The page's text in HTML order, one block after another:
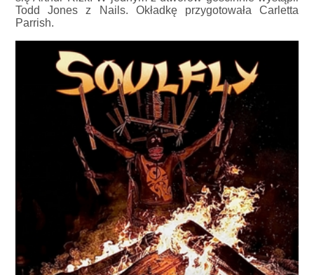
Todd Jones z Nails. Okładkę przygotowała Carletta
Parrish.